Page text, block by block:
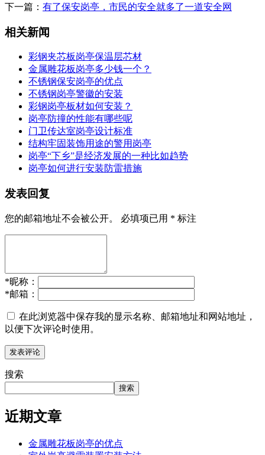
下一篇： 有了保安岗亭，市民的安全就多了一道安全网
相关新闻
彩钢夹芯板岗亭保温层芯材
金属雕花板岗亭多少钱一个？
不锈钢保安岗亭的优点
不锈钢岗亭警徽的安装
彩钢岗亭板材如何安装？
岗亭防撞的性能有哪些呢
门卫传达室岗亭设计标准
结构牢固装饰用途的警用岗亭
岗亭“下乡”是经济发展的一种比如趋势
岗亭如何进行安装防雷措施
发表回复
您的邮箱地址不会被公开。 必填项已用 * 标注
*昵称：
*邮箱：
在此浏览器中保存我的显示名称、邮箱地址和网站地址，
以便下次评论时使用。
搜索
搜索
近期文章
金属雕花板岗亭的优点